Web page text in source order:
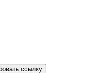
ссылку